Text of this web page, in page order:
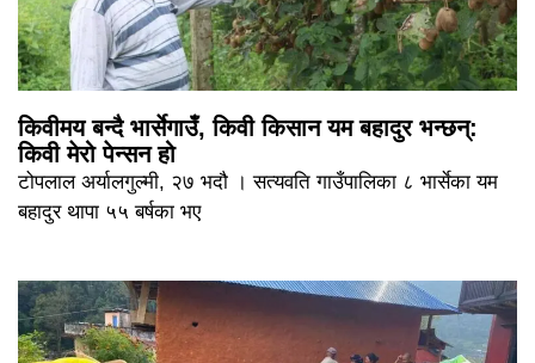
किवीमय बन्दै भार्सेगाउँ, किवी किसान यम बहादुर भन्छन्:
किवी मेरो पेन्सन हो
टोपलाल अर्यालगुल्मी, २७ भदौ । सत्यवति गाउँपालिका ८ भार्सेका यम
बहादुर थापा ५५ बर्षका भए